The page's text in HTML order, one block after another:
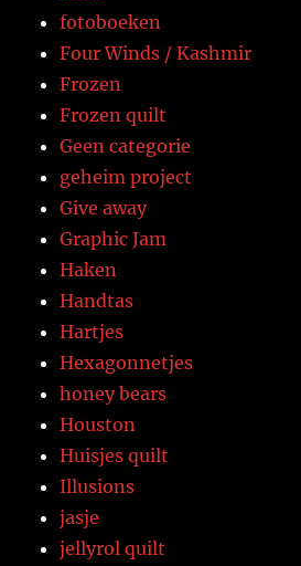
fotoboeken
Four Winds / Kashmir
Frozen
Frozen quilt
Geen categorie
geheim project
Give away
Graphic Jam
Haken
Handtas
Hartjes
Hexagonnetjes
honey bears
Houston
Huisjes quilt
Illusions
jasje
jellyrol quilt